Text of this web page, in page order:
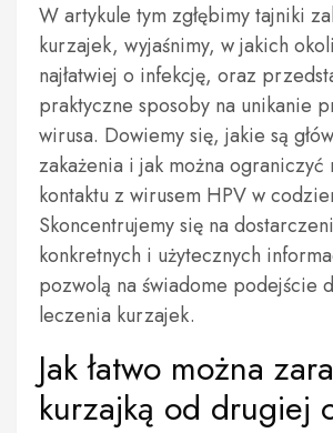
W artykule tym zgłębimy tajniki
kurzajek, wyjaśnimy, w jakich
najłatwiej o infekcję, oraz
praktyczne sposoby na unikanie
wirusa. Dowiemy się, jakie są
zakażenia i jak można ograniczyć
kontaktu z wirusem HPV w
Skoncentrujemy się na
konkretnych i użytecznych
pozwolą na świadome podejście
leczenia kurzajek.
Jak łatwo można
kurzajką od drugiej